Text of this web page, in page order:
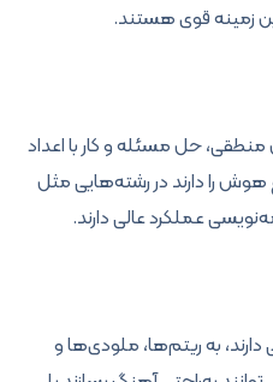
زمینه قوی هستند.
حل مسئله و کار با اعداد
را دارند در رشته‌هایی مثل
عملکرد عالی دارند.
به ریتم‌ها، ملودی‌ها و